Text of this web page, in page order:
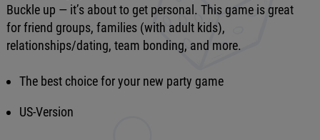
Buckle up — it’s about to get personal. This game is great
for friend groups, families (with adult kids),
relationships/dating, team bonding, and more.
The best choice for your new party game
US-Version